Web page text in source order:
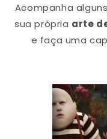
Acompanha
sua própria arte
e faça uma